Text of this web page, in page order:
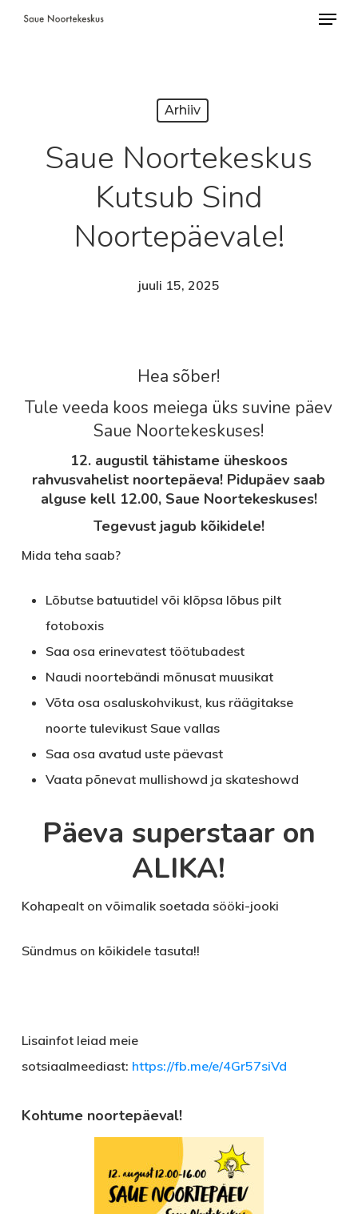
Skip
Arhiiv
Saue Noortekeskus
Kutsub Sind
Noortepäevale!
juuli 15, 2025
Hea sõber!
Tule veeda koos meiega üks suvine päev
Saue Noortekeskuses!
12. augustil tähistame üheskoos
rahvusvahelist noortepäeva! Pidupäev saab
alguse kell 12.00, Saue Noortekeskuses!
Tegevust jagub kõikidele!
Mida teha saab?
Lõbutse batuutidel või klõpsa lõbus pilt
fotoboxis
Saa osa erinevatest töötubadest
Naudi noortebändi mõnusat muusikat
Võta osa osaluskohvikust, kus räägitakse
noorte tulevikust Saue vallas
Saa osa avatud uste päevast
Vaata põnevat mullishowd ja skateshowd
Päeva superstaar on
ALIKA!
Kohapealt on võimalik soetada sööki-jooki
Sündmus on kõikidele tasuta!!
Lisainfot leiad meie
sotsiaalmeediast: https://fb.me/e/4Gr57siVd
Kohtume noortepäeval!